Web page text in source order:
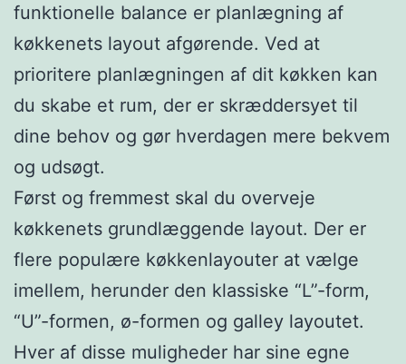
funktionelle balance er planlægning af
køkkenets layout afgørende. Ved at
prioritere planlægningen af dit køkken kan
du skabe et rum, der er skræddersyet til
dine behov og gør hverdagen mere bekvem
og udsøgt.
Først og fremmest skal du overveje
køkkenets grundlæggende layout. Der er
flere populære køkkenlayouter at vælge
imellem, herunder den klassiske “L”-form,
“U”-formen, ø-formen og galley layoutet.
Hver af disse muligheder har sine egne